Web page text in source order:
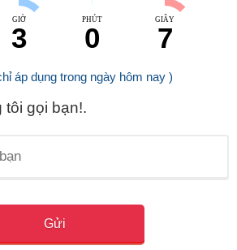
GIỜ
3
PHÚT
0
GIÂY
6
áp dụng trong ngày hôm nay )
gọi bạn!.